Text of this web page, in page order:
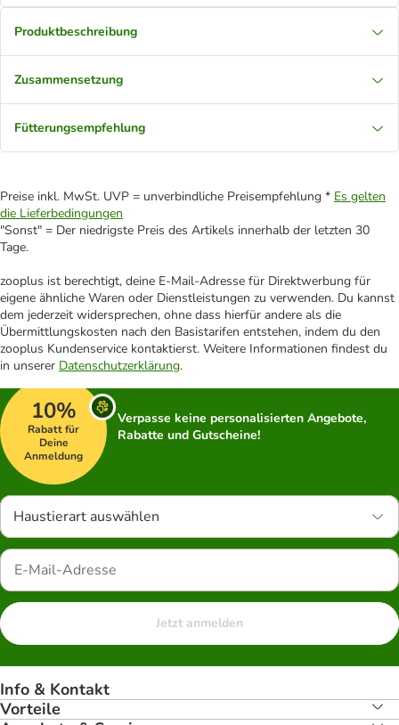
Produktbeschreibung
Zusammensetzung
Fütterungsempfehlung
Preise inkl. MwSt. UVP = unverbindliche Preisempfehlung * Es gelten
die Lieferbedingungen
"Sonst" = Der niedrigste Preis des Artikels innerhalb der letzten 30
Tage.
zooplus ist berechtigt, deine E-Mail-Adresse für Direktwerbung für
eigene ähnliche Waren oder Dienstleistungen zu verwenden. Du kannst
dem jederzeit widersprechen, ohne dass hierfür andere als die
Übermittlungskosten nach den Basistarifen entstehen, indem du den
zooplus Kundenservice kontaktierst. Weitere Informationen findest du
in unserer Datenschutzerklärung.
10%
Rabatt für
Deine
Anmeldung
Verpasse keine personalisierten Angebote,
Rabatte und Gutscheine!
Haustierart auswählen
Jetzt anmelden
Info & Kontakt
Vorteile